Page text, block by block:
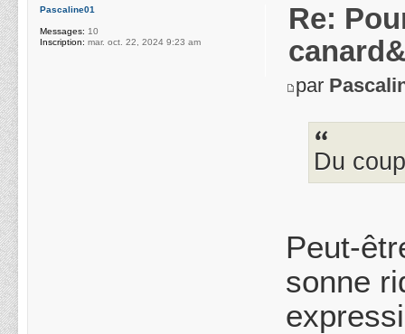
Re:
par
Du
Peut-
sonne
Pascaline01
Messages: 10
Inscription: mar. oct. 22, 2024 9:23 am